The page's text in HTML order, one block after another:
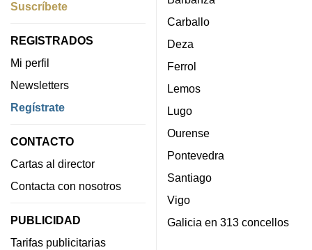
Suscríbete
REGISTRADOS
Mi perfil
Newsletters
Regístrate
CONTACTO
Cartas al director
Contacta con nosotros
PUBLICIDAD
Tarifas publicitarias
Carballo
Deza
Ferrol
Lemos
Lugo
Ourense
Pontevedra
Santiago
Vigo
Galicia en 313 concellos